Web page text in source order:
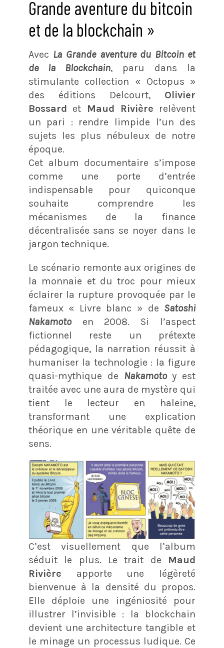
Grande aventure du bitcoin
et de la blockchain »
Avec La Grande aventure du Bitcoin et
de la Blockchain, paru dans la
stimulante collection « Octopus »
des éditions Delcourt, Olivier
Bossard et Maud Rivière relèvent
un pari : rendre limpide l’un des
sujets les plus nébuleux de notre
époque.
Cet album documentaire s’impose
comme une porte d’entrée
indispensable pour quiconque
souhaite comprendre les
mécanismes de la finance
décentralisée sans se noyer dans le
jargon technique.
Le scénario remonte aux origines de
la monnaie et du troc pour mieux
éclairer la rupture provoquée par le
fameux « Livre blanc » de Satoshi
Nakamotoen 2008. Si l’aspect
fictionnel reste un prétexte
pédagogique, la narration réussit à
humaniser la technologie : la figure
quasi-mythique de Nakamotoy est
traitée avec une aura de mystère qui
tient le lecteur en haleine,
transformant une explication
théorique en une véritable quête de
sens.
C’est visuellement que l’album
séduit le plus. Le trait de Maud
Rivière apporte une légèreté
bienvenue à la densité du propos.
Elle déploie une ingéniosité pour
illustrer l’invisible : la blockchain
devient une architecture tangible et
le minage un processus ludique. Ce